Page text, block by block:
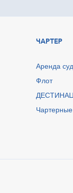
ЧАРТЕР
Аренда
Флот
Чартерные